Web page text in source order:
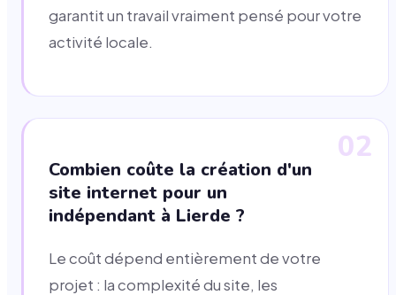
garantit un travail vraiment pensé pour votre
activité locale.
02
Combien coûte la création d'un
site internet pour un
indépendant à Lierde ?
Le coût dépend entièrement de votre
projet : la complexité du site, les